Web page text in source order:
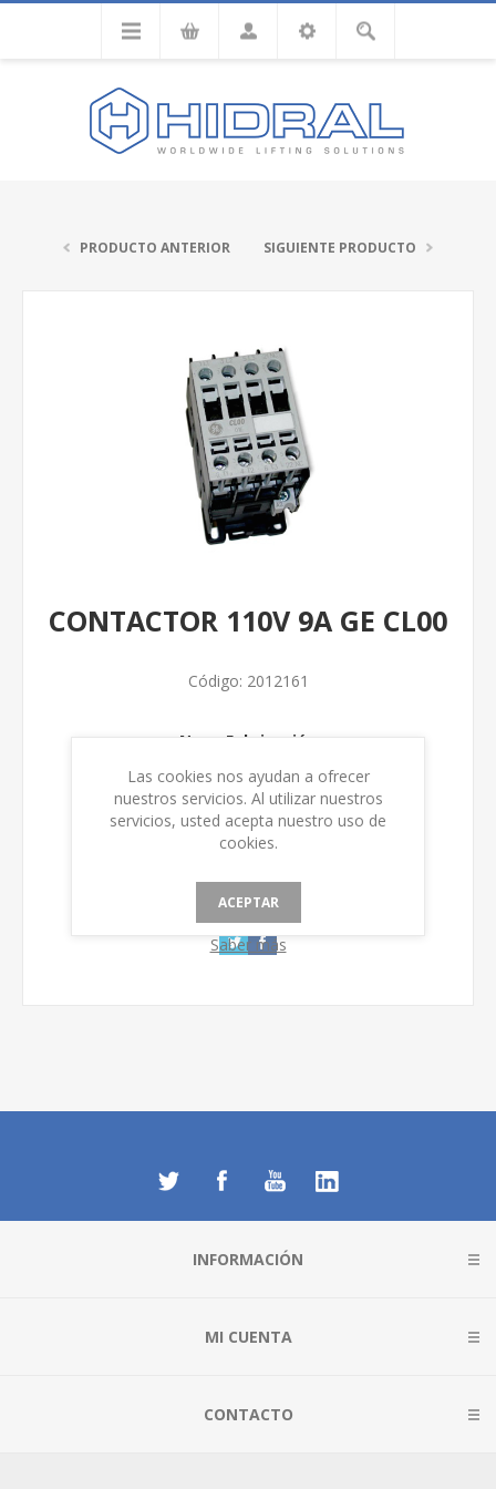
PRODUCTO ANTERIOR SIGUIENTE PRODUCTO
CONTACTOR 110V 9A GE CL00
Código: 2012161
Num. Fabricación
INFORMACIÓN
MI CUENTA
CONTACTO
Las cookies nos ayudan a ofrecer
nuestros servicios. Al utilizar nuestros
servicios, usted acepta nuestro uso de
cookies.
ACEPTAR
Saber más